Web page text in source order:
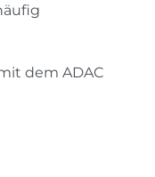
dem ADAC